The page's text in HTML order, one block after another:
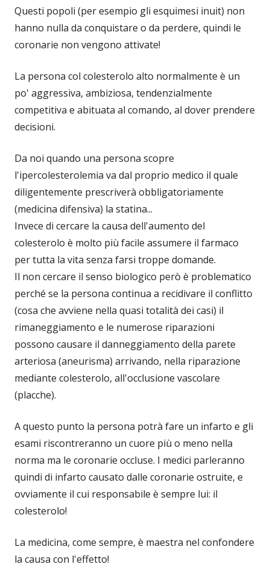
Questi popoli (per esempio gli esquimesi inuit) non
hanno nulla da conquistare o da perdere, quindi le
coronarie non vengono attivate!
La persona col colesterolo alto normalmente è un
po' aggressiva, ambiziosa, tendenzialmente
competitiva e abituata al comando, al dover prendere
decisioni.
Da noi quando una persona scopre
l'ipercolesterolemia va dal proprio medico il quale
diligentemente prescriverà obbligatoriamente
(medicina difensiva) la statina...
Invece di cercare la causa dell'aumento del
colesterolo è molto più facile assumere il farmaco
per tutta la vita senza farsi troppe domande.
Il non cercare il senso biologico però è problematico
perché se la persona continua a recidivare il conflitto
(cosa che avviene nella quasi totalità dei casi) il
rimaneggiamento e le numerose riparazioni
possono causare il danneggiamento della parete
arteriosa (aneurisma) arrivando, nella riparazione
mediante colesterolo, all'occlusione vascolare
(placche).
A questo punto la persona potrà fare un infarto e gli
esami riscontreranno un cuore più o meno nella
norma ma le coronarie occluse. I medici parleranno
quindi di infarto causato dalle coronarie ostruite, e
ovviamente il cui responsabile è sempre lui: il
colesterolo!
La medicina, come sempre, è maestra nel confondere
la causa con l'effetto!